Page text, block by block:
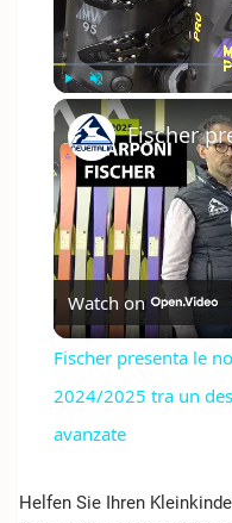
PLAY UNMUTE
Watch on
Fischer presenta le
2024/2025 tra un
avanzate
Helfen Sie Ihren